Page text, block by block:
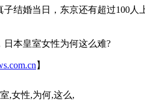
婚当日，东京还有超过100人
本皇室女性为何这么难?
】
,女性,为何,这么,